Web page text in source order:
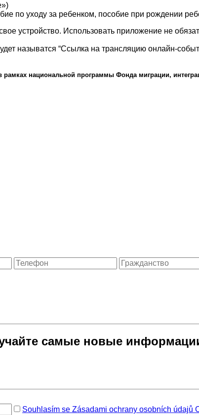
по уходу за ребенком, пособие при рождении
устройство. Использовать приложение не
называтся “Ссылка на трансляцию онлайн-
рамках национальной программы Фонда миграции,
самые новые
Souhlasím se Zásadami ochrany osobních údajů